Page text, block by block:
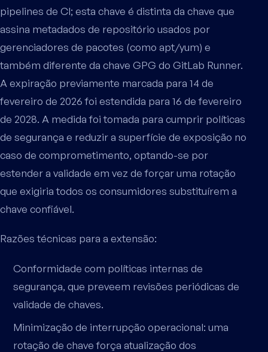
pipelines de CI; esta chave é distinta da chave que
assina metadados de repositório usados por
gerenciadores de pacotes (como apt/yum) e
também diferente da chave GPG do GitLab Runner.
A expiração previamente marcada para 14 de
fevereiro de 2026 foi estendida para 16 de fevereiro
de 2028. A medida foi tomada para cumprir políticas
de segurança e reduzir a superfície de exposição no
caso de comprometimento, optando-se por
estender a validade em vez de forçar uma rotação
que exigiria todos os consumidores substituírem a
chave confiável.
Razões técnicas para a extensão:
Conformidade com políticas internas de
segurança, que preveem revisões periódicas de
validade de chaves.
Minimização de interrupção operacional: uma
rotação de chave força atualização dos